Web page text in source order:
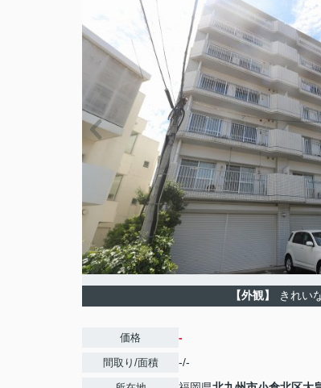
【外観】 きれい
価格 -
間取り/面積 -/-